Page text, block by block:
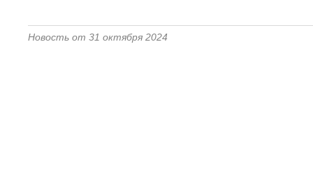
Новость от 31 октября 2024